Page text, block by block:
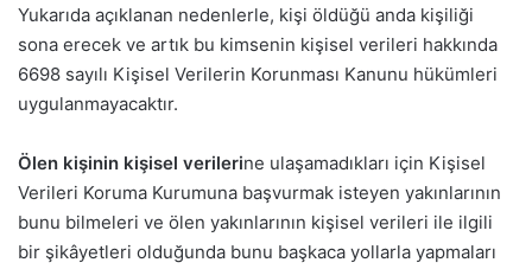
Yukarıda açıklanan nedenlerle, kişi öldüğü anda kişiliği
sona erecek ve artık bu kimsenin kişisel verileri hakkında
6698 sayılı Kişisel Verilerin Korunması Kanunu hükümleri
uygulanmayacaktır.
Ölen kişinin kişisel verilerine ulaşamadıkları için Kişisel
Verileri Koruma Kurumuna başvurmak isteyen yakınlarının
bunu bilmeleri ve ölen yakınlarının kişisel verileri ile ilgili
bir şikâyetleri olduğunda bunu başkaca yollarla yapmaları